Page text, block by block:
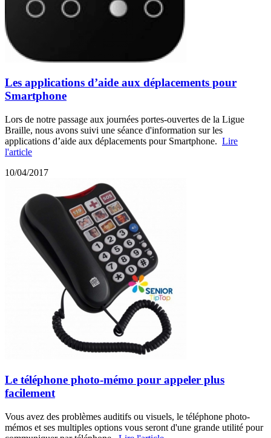
Les applications d’aide aux déplacements pour
Smartphone
Lors de notre passage aux journées portes-ouvertes de la Ligue
Braille, nous avons suivi une séance d'information sur les
applications d’aide aux déplacements pour Smartphone. Lire
l'article
10/04/2017
Le téléphone photo-mémo pour appeler plus
facilement
Vous avez des problèmes auditifs ou visuels, le téléphone photo-
mémos et ses multiples options vous seront d'une grande utilité pour